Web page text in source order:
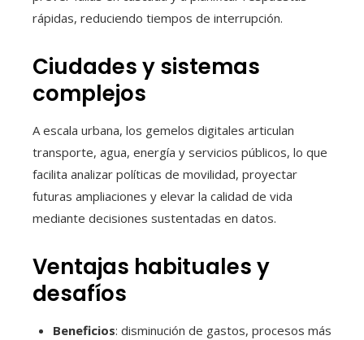
rápidas, reduciendo tiempos de interrupción.
Ciudades y sistemas
complejos
A escala urbana, los gemelos digitales articulan
transporte, agua, energía y servicios públicos, lo que
facilita analizar políticas de movilidad, proyectar
futuras ampliaciones y elevar la calidad de vida
mediante decisiones sustentadas en datos.
Ventajas habituales y
desafíos
Beneficios: disminución de gastos, procesos más